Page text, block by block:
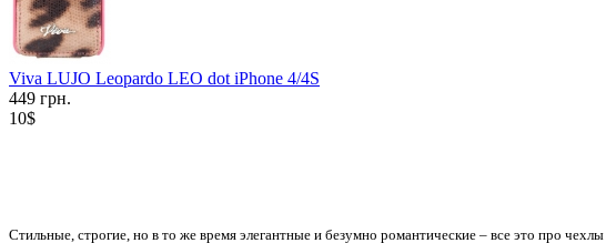
Viva LUJO Leopardo LEO dot iPhone 4/4S
449 грн.
10$
Стильные, строгие, но в то же время элегантные и безумно романтические – все это про чехлы